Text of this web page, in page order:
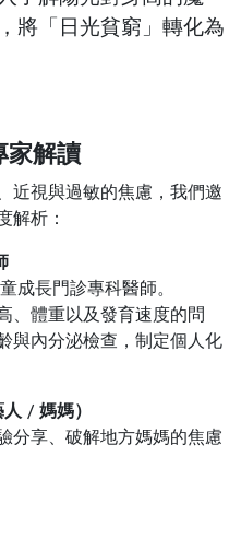
將「日光貧窮」轉化為
家解讀
近視與過敏的焦慮，我們邀
解析：
成長門診專科醫師。
、體重以及發育速度的問
與內分泌檢查，制定個人化
人 / 媽媽）
分享、破解地方媽媽的焦慮